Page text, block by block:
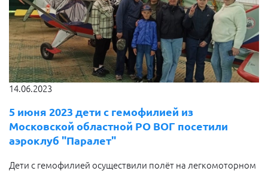
14.06.2023
5 июня 2023 дети с гемофилией из
Московской областной РО ВОГ посетили
аэроклуб "Паралет"
Дети с гемофилией осуществили полёт на легкомоторном